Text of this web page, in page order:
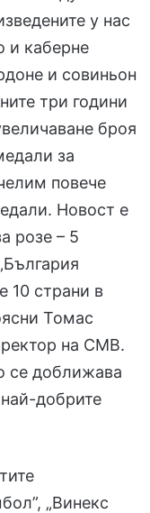
у нас
и каберне
и совиньон
три години
броя
за
повече
Новост е
розе – 5
10 страни в
Томас
на СМВ.
се доближава
добрите
„Винекс